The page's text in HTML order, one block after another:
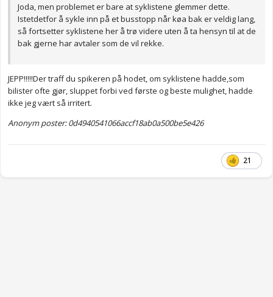
Joda, men problemet er bare at syklistene glemmer dette.
Istetdetfor å sykle inn på et busstopp når køa bak er veldig lang,
så fortsetter syklistene her å trø videre uten å ta hensyn til at de
bak gjerne har avtaler som de vil rekke.
JEPP!!!!!Der traff du spikeren på hodet, om syklistene hadde,som
bilister ofte gjør, sluppet forbi ved første og beste mulighet, hadde
ikke jeg vært så irritert.
Anonym poster: 0d4940541066accf18ab0a500be5e426
21